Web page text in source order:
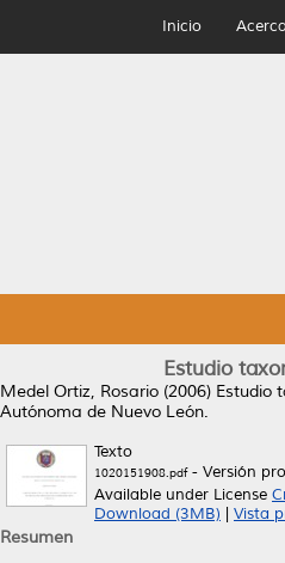
Inicio
Estudio
Medel Ortiz, Rosario (2006) Estudio
Autónoma de Nuevo León.
Texto
1020151908.pdf- Versión
Available under License
Download (3MB)
Vista
Resumen